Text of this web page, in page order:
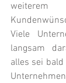
Viele
langsam
alles sei